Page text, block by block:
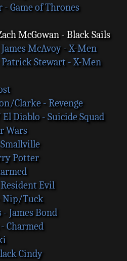
Game of Thrones
McGowan - Black Sails
McAvoy - X-Men
Patrick Stewart - X-Men
Clarke - Revenge
Diablo - Suicide Squad
Wars
Potter
Evil
Nip/Tuck
James Bond
Charmed
Cindy